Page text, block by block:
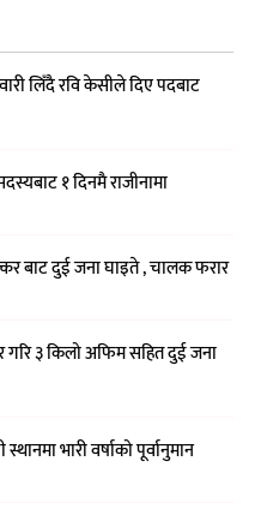
लिँदै रवि केसीले दिए पदबाट
१ दिनमै राजीनामा
बाट दुई जना घाइते , चालक फरार
गरि ३ किलो अफिम सहित दुई जना
भारी वर्षाको पूर्वानुमान